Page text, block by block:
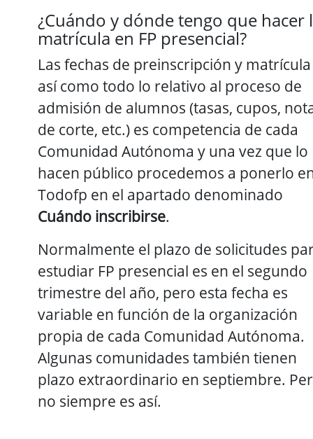
¿Cuándo y dónde tengo que hacer
matrícula en FP presencial?
Las fechas de preinscripción y matrícula
así como todo lo relativo al proceso de
admisión de alumnos (tasas, cupos,
de corte, etc.) es competencia de cada
Comunidad Autónoma y una vez que lo
hacen público procedemos a ponerlo
Todofp en el apartado denominado
Cuándo inscribirse.
Normalmente el plazo de solicitudes
estudiar FP presencial es en el segundo
trimestre del año, pero esta fecha es
variable en función de la organización
propia de cada Comunidad Autónoma.
Algunas comunidades también tienen
plazo extraordinario en septiembre.
no siempre es así.